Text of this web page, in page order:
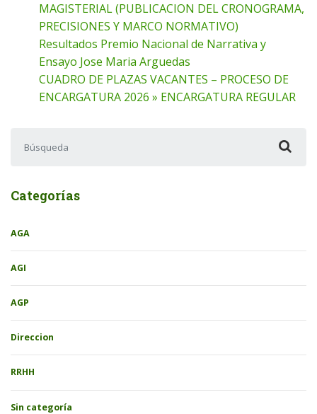
MAGISTERIAL (PUBLICACION DEL CRONOGRAMA,
PRECISIONES Y MARCO NORMATIVO)
Resultados Premio Nacional de Narrativa y
Ensayo Jose Maria Arguedas
CUADRO DE PLAZAS VACANTES – PROCESO DE
ENCARGATURA 2026 » ENCARGATURA REGULAR
Categorías
AGA
AGI
AGP
Direccion
RRHH
Sin categoría